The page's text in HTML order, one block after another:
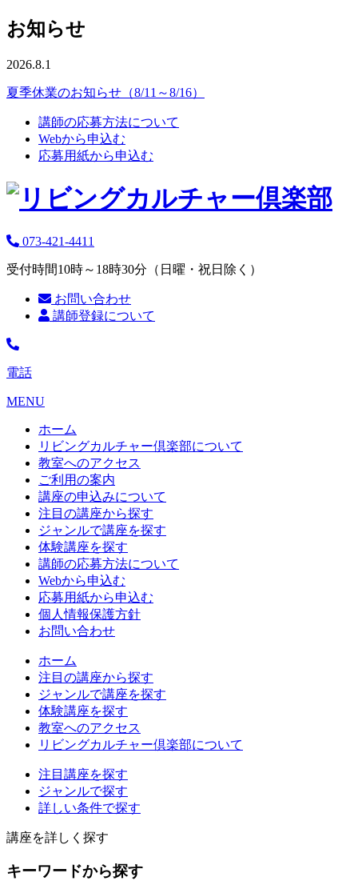
お知らせ
2026.8.1
夏季休業のお知らせ（8/11～8/16）
講師の応募方法について
Webから申込む
応募用紙から申込む
073-421-4411
受付時間10時～18時30分（日曜・祝日除く）
お問い合わせ
講師登録について
電話
MENU
ホーム
リビングカルチャー倶楽部について
教室へのアクセス
ご利用の案内
講座の申込みについて
注目の講座から探す
ジャンルで講座を探す
体験講座を探す
講師の応募方法について
Webから申込む
応募用紙から申込む
個人情報保護方針
お問い合わせ
ホーム
注目の講座から探す
ジャンルで講座を探す
体験講座を探す
教室へのアクセス
リビングカルチャー倶楽部について
注目講座を探す
ジャンルで探す
詳しい条件で探す
講座を詳しく探す
キーワードから探す